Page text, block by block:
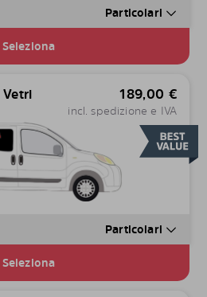
Particolari
Seleziona
189,00 €
incl. spedizione e IVA
Particolari
Seleziona